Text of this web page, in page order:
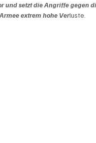
und setzt die Angriffe gegen
extrem hohe Verluste.